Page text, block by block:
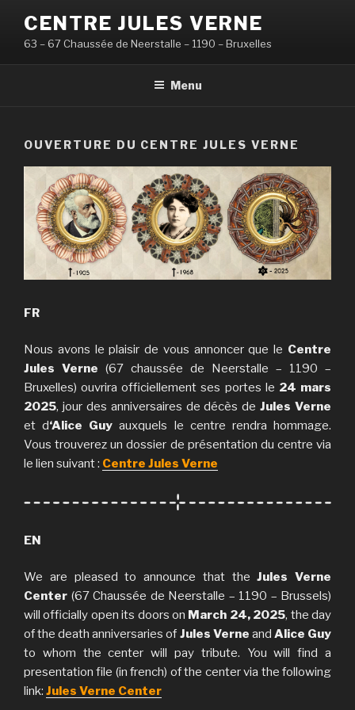
contenu
principal
CENTRE JULES VERNE
63 – 67 Chaussée de Neerstalle – 1190 – Bruxelles
Menu
OUVERTURE DU CENTRE JULES VERNE
FR
Nous avons le plaisir de vous annoncer que le Centre
Jules Verne (67 chaussée de Neerstalle – 1190 –
Bruxelles) ouvrira officiellement ses portes le 24 mars
2025, jour des anniversaires de décès deJules Verne
et d‘Alice Guy auxquels le centre rendra hommage.
Vous trouverez un dossier de présentation du centre via
le lien suivant : Centre Jules Verne
EN
We are pleased to announce that theJules Verne
Center (67 Chaussée de Neerstalle – 1190 – Brussels)
will officially open its doors on March 24, 2025, the day
of the death anniversaries of Jules Verne and Alice Guy
to whom the center will pay tribute. You will find a
presentation file (in french) of the center via the following
link: Jules Verne Center